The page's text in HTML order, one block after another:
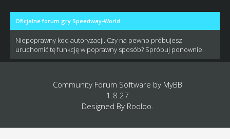
Oficjalne forum gry Speedway-World
Niepoprawny kod autoryzacji. Czy na pewno próbujesz
uruchomić tę funkcję w poprawny sposób? Spróbuj ponownie.
Community Forum Software by MyBB
1.8.27
Designed By Rooloo.